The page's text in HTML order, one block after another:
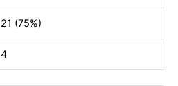
21 (75%)
4